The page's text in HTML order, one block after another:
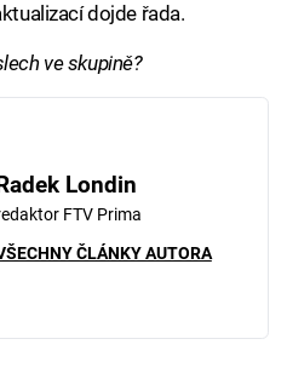
dojde řada.
ve skupině?
Radek Londin
FTV Prima
ČLÁNKY AUTORA